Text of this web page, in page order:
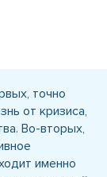
точно
от кризиса,
Во-вторых,
именно